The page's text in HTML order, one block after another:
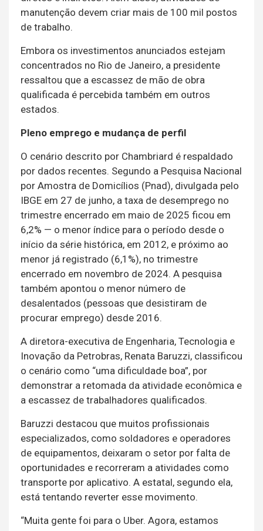
manutenção devem criar mais de 100 mil postos
de trabalho.
Embora os investimentos anunciados estejam
concentrados no Rio de Janeiro, a presidente
ressaltou que a escassez de mão de obra
qualificada é percebida também em outros
estados.
Pleno emprego e mudança de perfil
O cenário descrito por Chambriard é respaldado
por dados recentes. Segundo a Pesquisa Nacional
por Amostra de Domicílios (Pnad), divulgada pelo
IBGE em 27 de junho, a taxa de desemprego no
trimestre encerrado em maio de 2025 ficou em
6,2% — o menor índice para o período desde o
início da série histórica, em 2012, e próximo ao
menor já registrado (6,1%), no trimestre
encerrado em novembro de 2024. A pesquisa
também apontou o menor número de
desalentados (pessoas que desistiram de
procurar emprego) desde 2016.
A diretora-executiva de Engenharia, Tecnologia e
Inovação da Petrobras, Renata Baruzzi, classificou
o cenário como “uma dificuldade boa”, por
demonstrar a retomada da atividade econômica e
a escassez de trabalhadores qualificados.
Baruzzi destacou que muitos profissionais
especializados, como soldadores e operadores
de equipamentos, deixaram o setor por falta de
oportunidades e recorreram a atividades como
transporte por aplicativo. A estatal, segundo ela,
está tentando reverter esse movimento.
“Muita gente foi para o Uber. Agora, estamos